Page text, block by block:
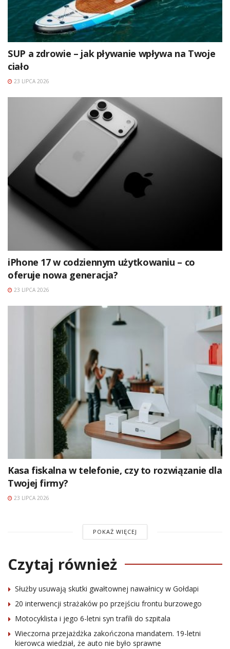
SUP a zdrowie – jak pływanie wpływa na Twoje
ciało
23 LIPCA 2026
iPhone 17 w codziennym użytkowaniu – co
oferuje nowa generacja?
23 LIPCA 2026
Kasa fiskalna w telefonie, czy to rozwiązanie dla
Twojej firmy?
23 LIPCA 2026
POKAŻ WIĘCEJ
Czytaj również
Służby usuwają skutki gwałtownej nawałnicy w Gołdapi
20 interwencji strażaków po przejściu frontu burzowego
Motocyklista i jego 6-letni syn trafili do szpitala
Wieczorna przejażdżka zakończona mandatem. 19-letni
kierowca wiedział, że auto nie było sprawne